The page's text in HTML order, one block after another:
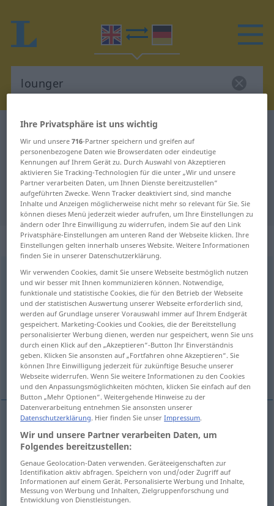
Englisch-Deutsch Wörterbuch
Englisch-Deutsch Übersetzung für
"lounger"
"lounger" Deutsch Übersetzung
„lounger“: noun
lounger [ˈlaundʒə(r)]s
Übersicht aller Übersetzungen
(Für mehr Details die Übersetzung anklicken/antippen)
Bummlerin, gemütlicher Spaziergänger
Faulenzerin, Müßiggänger
Faulenzer(in), Müßiggänger(in) lounger idler
Bummler(in), gemütlicherSpaziergänger
loungerstroller
Ihre Privatsphäre ist uns wichtig
Wir und unsere716-Partner speichern und greifen auf
personenbezogene Daten wie Browserdaten oder eindeutige
Kennungen auf Ihrem Gerät zu. Durch Auswahl von Akzeptieren
aktivieren Sie Tracking-Technologien für die unter „Wir und unsere
Partner verarbeiten Daten, um Ihnen Dienste bereitzustellen“
aufgeführten Zwecke. Wenn Tracker deaktiviert sind, sind manche
Inhalte und Anzeigen möglicherweise nicht mehr so relevant für Sie. Sie
können dieses Menü jederzeit wieder aufrufen, um Ihre Einstellungen zu
ändern oder Ihre Einwilligung zu widerrufen, indem Sie auf den Link
Privatsphäre-Einstellungen am unteren Rand der Webseite klicken. Ihre
Einstellungen gelten innerhalb unseres Website. Weitere Informationen
finden Sie in unserer Datenschutzerklärung.
Wir verwenden Cookies, damit Sie unsere Webseite bestmöglich nutzen
und wir besser mit Ihnen kommunizieren können. Notwendige,
funktionale und statistische Cookies, die für den Betrieb der Webseite
und der statistischen Auswertung unserer Webseite erforderlich sind,
werden auf Grundlage unserer Vorauswahl immer auf Ihrem Endgerät
gespeichert. Marketing-Cookies und Cookies, die der Bereitstellung
personalisierter Werbung dienen, werden nur gespeichert, wenn Sie uns
durch einen Klick auf den „Akzeptieren“-Button Ihr Einverständnis
geben. Klicken Sie ansonsten auf „Fortfahren ohne Akzeptieren“. Sie
können Ihre Einwilligung jederzeit für zukünftige Besuche unserer
Webseite widerrufen. Wenn Sie weitere Informationen zu den Cookies
und den Anpassungsmöglichkeiten möchten, klicken Sie einfach auf den
Button „Mehr Optionen“. Weitergehende Hinweise zu der
Datenverarbeitung entnehmen Sie ansonsten unserer
Datenschutzerklärung. Hier finden Sie unserImpressum.
Wir und unsere Partner verarbeiten Daten, um
Folgendes bereitzustellen:
Genaue Geolocation-Daten verwenden. Geräteeigenschaften zur
Identifikation aktiv abfragen. Speichern von und/oder Zugriff auf
Informationen auf einem Gerät. Personalisierte Werbung und Inhalte,
Messung von Werbung und Inhalten, Zielgruppenforschung und
Entwicklung von Dienstleistungen.